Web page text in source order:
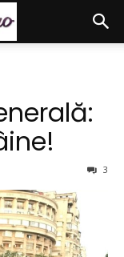
3